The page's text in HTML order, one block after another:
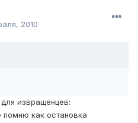
2010
извращенцев:
помню как остановка